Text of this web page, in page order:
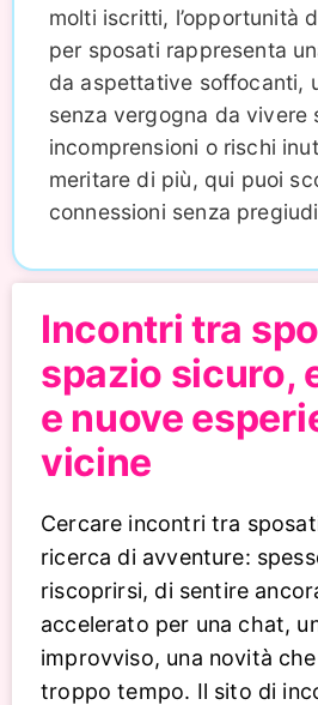
molti iscritti, l’opportunità
per sposati rappresenta
da aspettative soffocanti,
senza vergogna da vivere
incomprensioni o rischi
meritare di più, qui puoi
connessioni senza
Incontri tra
spazio sicuro,
e nuove
vicine
Cercare incontri tra
ricerca di avventure:
riscoprirsi, di sentire
accelerato per una chat,
improvviso, una novità
troppo tempo. Il sito di